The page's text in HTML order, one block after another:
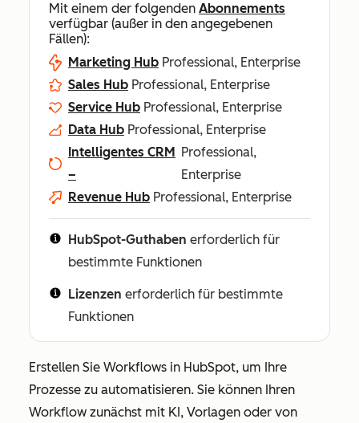
Mit einem der folgenden Abonnements
verfügbar (außer in den angegebenen
Fällen):
Marketing Hub Professional, Enterprise
Sales Hub Professional, Enterprise
Service Hub Professional, Enterprise
Data Hub Professional, Enterprise
Intelligentes CRM
–
Professional,
Enterprise
Revenue Hub Professional, Enterprise
HubSpot-Guthaben erforderlich für
bestimmte Funktionen
Lizenzen erforderlich für bestimmte
Funktionen
Erstellen Sie Workflows in HubSpot, um Ihre
Prozesse zu automatisieren. Sie können Ihren
Workflow zunächst mit KI, Vorlagen oder von